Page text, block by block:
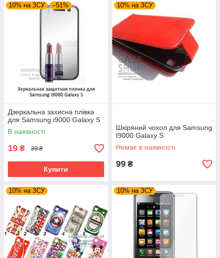
10% на ЗСУ –51%
Дзеркальна захисна плівка
для Samsung i9000 Galaxy S
В наявності
19 ₴ 39 ₴
Купити
10% на ЗСУ
Шкіряний чохол для Samsung
I9000 Galaxy S
Немає в наявності
99 ₴
10% на ЗСУ 10% на ЗСУ